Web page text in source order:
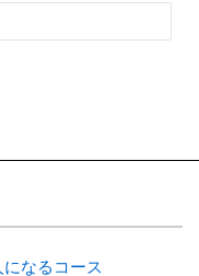
なるコース